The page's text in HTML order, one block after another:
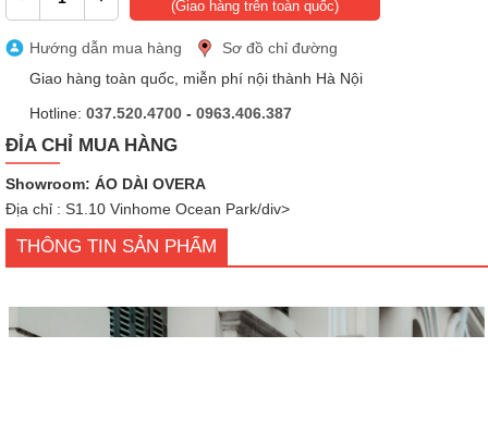
(Giao hàng trên toàn quốc)
Hướng dẫn mua hàng
Sơ đồ chỉ đường
Giao hàng toàn quốc, miễn phí nội thành Hà Nội
Hotline: 037.520.4700 - 0963.406.387
ĐỈA CHỈ MUA HÀNG
Showroom: ÁO DÀI OVERA
Địa chỉ : S1.10 Vinhome Ocean Park/div>
THÔNG TIN SẢN PHẨM